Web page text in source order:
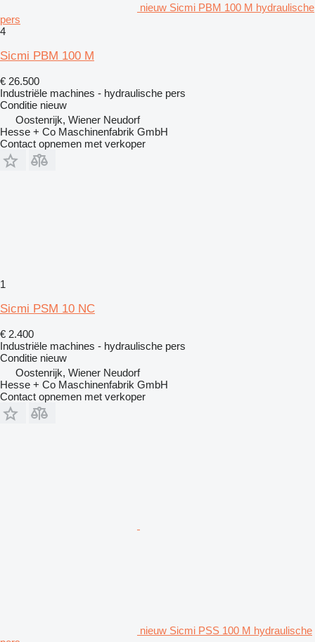
nieuw Sicmi PBM 100 M hydraulische
pers
4
Sicmi PBM 100 M
€ 26.500
Industriële machines - hydraulische pers
Conditie nieuw
Oostenrijk, Wiener Neudorf
Hesse + Co Maschinenfabrik GmbH
Contact opnemen met verkoper
1
Sicmi PSM 10 NC
€ 2.400
Industriële machines - hydraulische pers
Conditie nieuw
Oostenrijk, Wiener Neudorf
Hesse + Co Maschinenfabrik GmbH
Contact opnemen met verkoper
nieuw Sicmi PSS 100 M hydraulische